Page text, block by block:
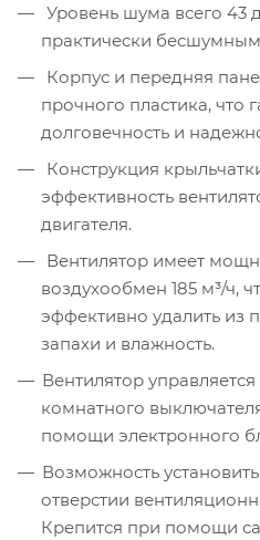
Уровень шума всего 43
практически
Корпус и передняя
прочного пластика, что
долговечность и
Конструкция
эффективность
двигателя.
Вентилятор имеет
воздухообмен 185 м³/ч,
эффективно удалить
запахи и влажность.
Вентилятор
комнатного
помощи электронного
Возможность
отверстии
Крепится при помощи